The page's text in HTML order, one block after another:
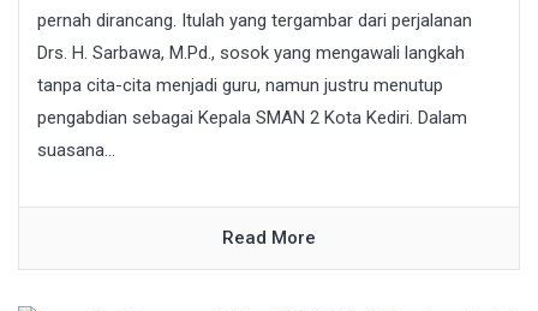
pernah dirancang. Itulah yang tergambar dari perjalanan
Drs. H. Sarbawa, M.Pd., sosok yang mengawali langkah
tanpa cita-cita menjadi guru, namun justru menutup
pengabdian sebagai Kepala SMAN 2 Kota Kediri. Dalam
suasana...
Read More